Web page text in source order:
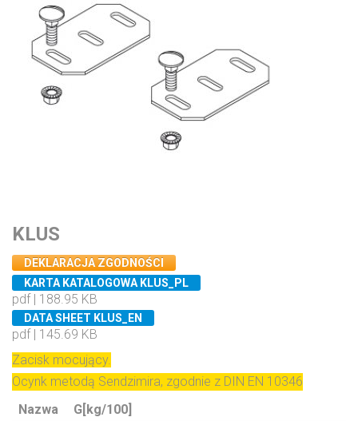
KLUS
DEKLARACJA ZGODNOŚCI
KARTA KATALOGOWA KLUS_PL
pdf | 188.95 KB
DATA SHEET KLUS_EN
pdf | 145.69 KB
Zacisk mocujący.
Ocynk metodą Sendzimira, zgodnie z DIN EN 10346
Nazwa
G[kg/100]